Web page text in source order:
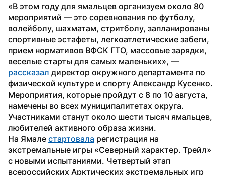
«В этом году для ямальцев организуем около 80
мероприятий — это соревнования по футболу,
волейболу, шахматам, стритболу, запланированы
спортивные эстафеты, легкоатлетические забеги,
прием нормативов ВФСК ГТО, массовые зарядки,
рассказал директор окружного департамента по
физической культуре и спорту Александр Кусенко.
Мероприятия, которые пройдут с 8 по 10 августа,
намечены во всех муниципалитетах округа.
Участниками станут около шести тысяч ямальцев,
любителей активного образа жизни.
На Ямале стартовала регистрация на
экстремальные игры «Северный характер. Трейл»
с новыми испытаниями. Четвертый этап
всероссийских Арктических экстремальных игр